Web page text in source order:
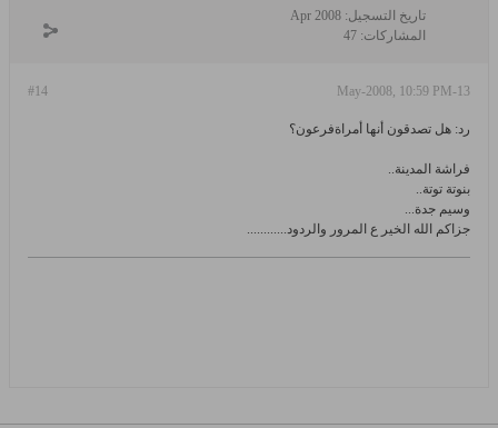
تاريخ التسجيل: Apr 2008
المشاركات: 47
#14 13-May-2008, 10:59 PM
رد: هل تصدقون أنها أمراةفرعون؟
فراشة المدينة..
بنوتة توتة..
وسيم جدة...
جزاكم الله الخير ع المرور والردود............